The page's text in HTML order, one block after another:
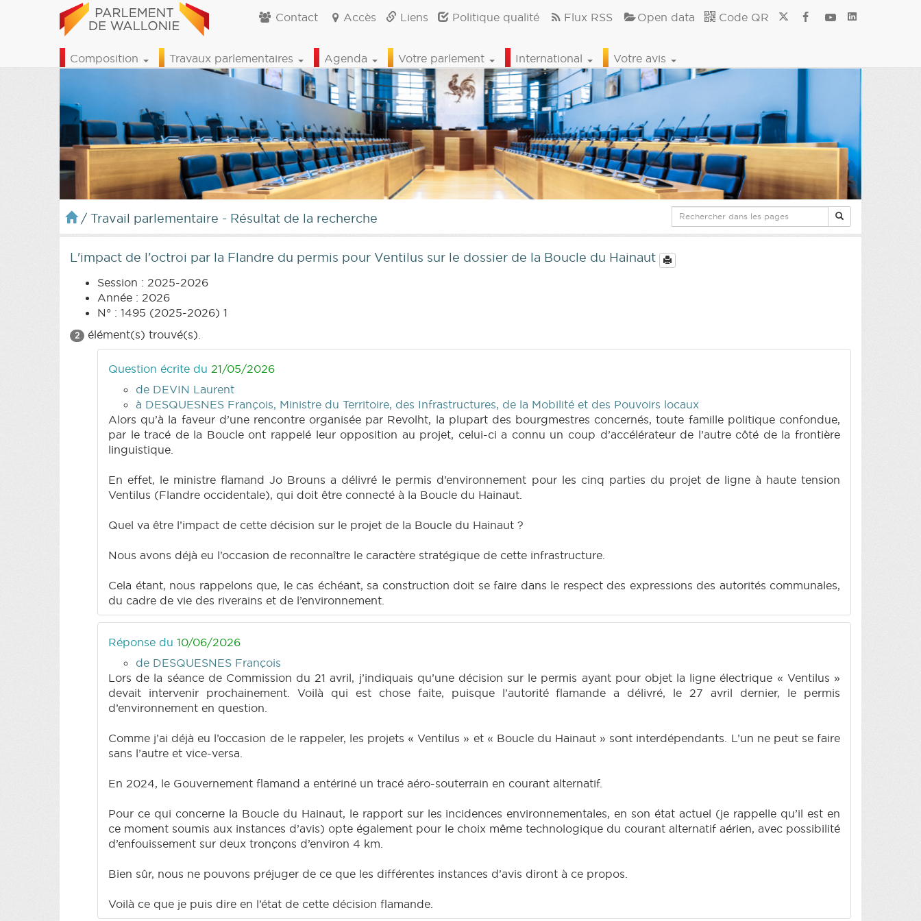
Contact Accès Liens Politique qualité Flux RSS Open data Code QR
Composition Travaux parlementaires Agenda Votre parlement International Votre avis
/ Travail parlementaire - Résultat de la recherche
L'impact de l'octroi par la Flandre du permis pour Ventilus sur le dossier de la Boucle du Hainaut
Session : 2025-2026
Année : 2026
N° : 1495 (2025-2026) 1
2 élément(s) trouvé(s).
Question écrite du 21/05/2026
de DEVIN Laurent
à DESQUESNES François, Ministre du Territoire, des Infrastructures, de la Mobilité et des Pouvoirs locaux
Alors qu’à la faveur d’une rencontre organisée par Revolht, la plupart des bourgmestres concernés, toute famille politique confondue,
par le tracé de la Boucle ont rappelé leur opposition au projet, celui-ci a connu un coup d’accélérateur de l’autre côté de la frontière
linguistique.
En effet, le ministre flamand Jo Brouns a délivré le permis d’environnement pour les cinq parties du projet de ligne à haute tension
Ventilus (Flandre occidentale), qui doit être connecté à la Boucle du Hainaut.
Quel va être l’impact de cette décision sur le projet de la Boucle du Hainaut ?
Nous avons déjà eu l’occasion de reconnaître le caractère stratégique de cette infrastructure.
Cela étant, nous rappelons que, le cas échéant, sa construction doit se faire dans le respect des expressions des autorités communales,
du cadre de vie des riverains et de l’environnement.
Réponse du 10/06/2026
de DESQUESNES François
Lors de la séance de Commission du 21 avril, j’indiquais qu’une décision sur le permis ayant pour objet la ligne électrique « Ventilus »
devait intervenir prochainement. Voilà qui est chose faite, puisque l’autorité flamande a délivré, le 27 avril dernier, le permis
d’environnement en question.
Comme j’ai déjà eu l’occasion de le rappeler, les projets « Ventilus » et « Boucle du Hainaut » sont interdépendants. L’un ne peut se faire
sans l’autre et vice-versa.
En 2024, le Gouvernement flamand a entériné un tracé aéro-souterrain en courant alternatif.
Pour ce qui concerne la Boucle du Hainaut, le rapport sur les incidences environnementales, en son état actuel (je rappelle qu’il est en
ce moment soumis aux instances d’avis) opte également pour le choix même technologique du courant alternatif aérien, avec possibilité
d’enfouissement sur deux tronçons d’environ 4 km.
Bien sûr, nous ne pouvons préjuger de ce que les différentes instances d’avis diront à ce propos.
Voilà ce que je puis dire en l’état de cette décision flamande.